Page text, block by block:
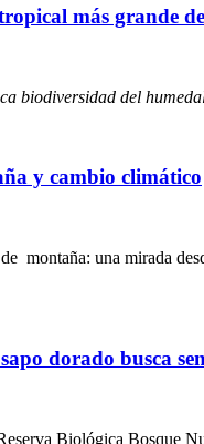
más grande
biodiversidad del
y cambio climático
montaña: una mirada
dorado busca
Biológica Bosque